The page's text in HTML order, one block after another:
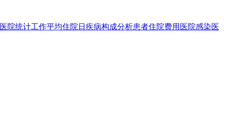
医院统计工作平均住院日 疾病构成分析患者住院费用 医院感染医